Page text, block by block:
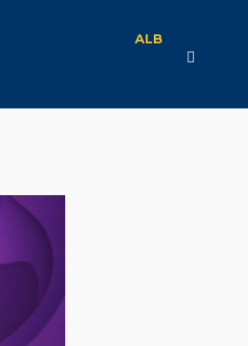
ALB